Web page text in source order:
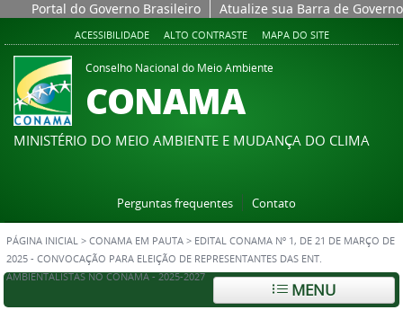
Portal do Governo Brasileiro Atualize sua Barra de Governo
ACESSIBILIDADE ALTO CONTRASTE MAPA DO SITE
Conselho Nacional do Meio Ambiente
CONAMA
MINISTÉRIO DO MEIO AMBIENTE E MUDANÇA DO CLIMA
Perguntas frequentes Contato
PÁGINA INICIAL > CONAMA EM PAUTA > EDITAL CONAMA Nº 1, DE 21 DE MARÇO DE
2025 - CONVOCAÇÃO PARA ELEIÇÃO DE REPRESENTANTES DAS ENT.
AMBIENTALISTAS NO CONAMA - 2025-2027
MENU